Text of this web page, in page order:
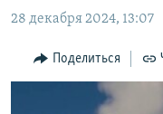
главной
навигации
Вернутся
11 ЛЕТ ОККУПАЦИИ
ЕЩЕ
ИНТЕРАКТИВ
ИНФОГРАФИКА
РАДІО СВОБОДА
КАК ОБОЙТИ
28 декабря 2024, 13:07
Поделиться